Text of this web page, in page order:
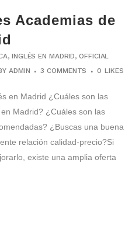
Academias de
, INGLÉS EN MADRID,OFFICIAL
ADMIN 3 COMMENTS 0 LIKES
en Madrid ¿Cuáles son las
Madrid? ¿Cuáles son las
¿Buscas una buena
relación calidad-precio?Si
existe una amplia oferta